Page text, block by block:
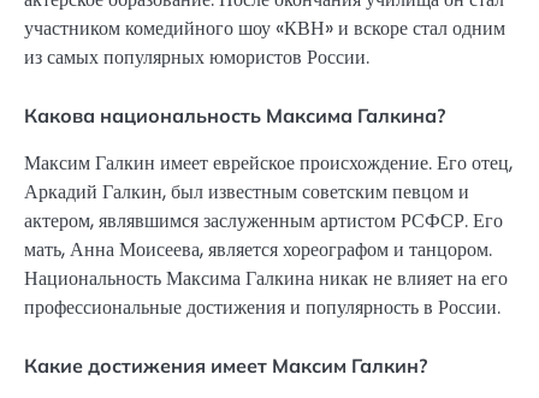
участником комедийного шоу «КВН» и вскоре стал одним
из самых популярных юмористов России.
Какова национальность Максима Галкина?
Максим Галкин имеет еврейское происхождение. Его отец,
Аркадий Галкин, был известным советским певцом и
актером, являвшимся заслуженным артистом РСФСР. Его
мать, Анна Моисеева, является хореографом и танцором.
Национальность Максима Галкина никак не влияет на его
профессиональные достижения и популярность в России.
Какие достижения имеет Максим Галкин?